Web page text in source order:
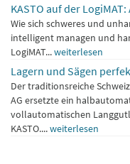
KASTO auf der
Wie sich schweres und
intelligent managen und
LogiMAT...weiterlesen
Lagern und Sägen
Der traditionsreiche
AG ersetzte ein
vollautomatischen
KASTO....weiterlesen